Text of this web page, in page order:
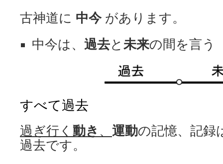
古神道に 中今があります。
中今は、 過去と 未来の間を言う
すべて過去
過ぎ行く 動き 、 運動の記憶、記録
過去です。